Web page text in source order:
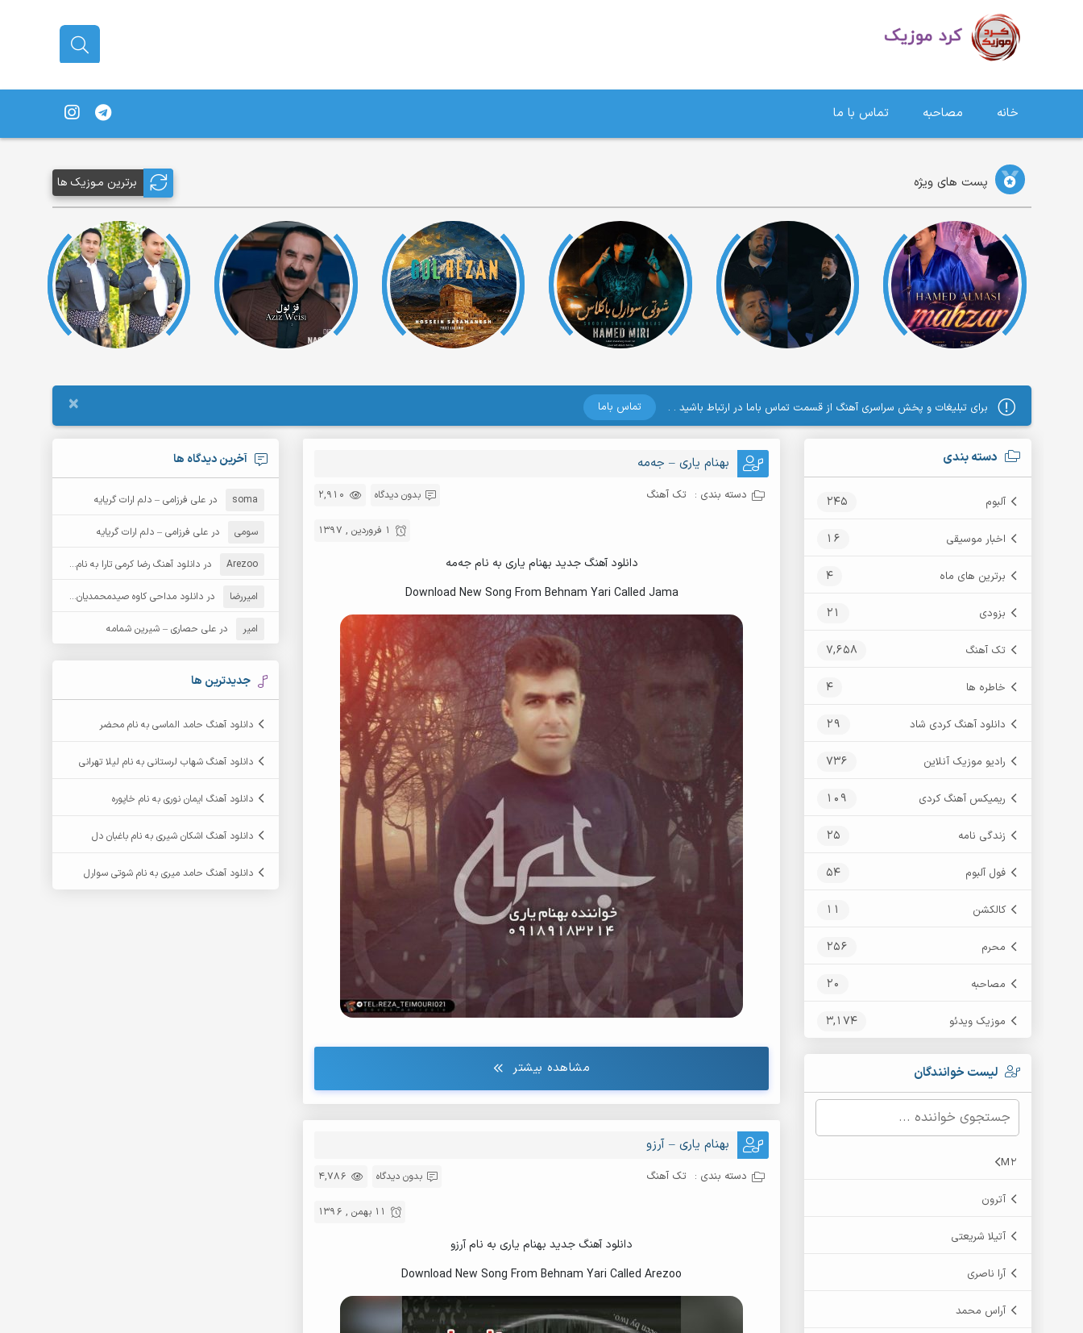
خانه مصاحبه تماس با ما
پست های ویژه برترین مـوزیک ها
× برای تبلیغات و پخش سراسری آهنگ از قسمت تماس باما در ارتباط باشید . . تماس باما
دسته بندی
آلبوم 245
اخبار موسیقی 16
برترین های ماه 4
بزودی 21
تک آهنگ 7,658
خاطره ها 4
دانلود آهنگ کردی شاد 29
رادیو موزیک آنلاین 736
ریمیکس آهنگ کردی 109
زندگی نامه 25
فول آلبوم 54
کالکشن 11
محرم 256
مصاحبه 20
موزیک ویدئو 3,174
لیست خوانندگان
M2
آترون
آتیلا شریعتی
آرا ناصری
آراس محمد
بهنام یاری – جه‌مه
دسته بندی : تک آهنگ 2,910 بدون دیدگاه
1 فروردین , 1397
دانلود آهنگ جدید بهنام یاری به نام جه‌مه
Download New Song From Behnam Yari Called Jama
مشاهده بیشتر
بهنام یاری – آرزو
دسته بندی : تک آهنگ 4,786 بدون دیدگاه
11 بهمن , 1396
دانلود آهنگ جدید بهنام یاری به نام آرزو
Download New Song From Behnam Yari Called Arezoo
آخرین دیدگاه ها
soma درعلی فرزامی – دلم ارات گریایه
سومی درعلی فرزامی – دلم ارات گریایه
Arezoo دردانلود آهنگ رضا کرمی تارا به نام قمار
امیررضا دردانلود مداحی کاوه صیدمحمدیان به نام سردار باوفا
امیر درعلی حصاری – شیرین شمامه
جدیدترین ها
دانلود آهنگ حامد الماسی به نام محضر
دانلود آهنگ شهاب لرستانی به نام لیلا تهرانی
دانلود آهنگ ایمان نوری به نام خاپوره
دانلود آهنگ اشکان شیری به نام باغبان دل
دانلود آهنگ حامد میری به نام شوتی سوارل